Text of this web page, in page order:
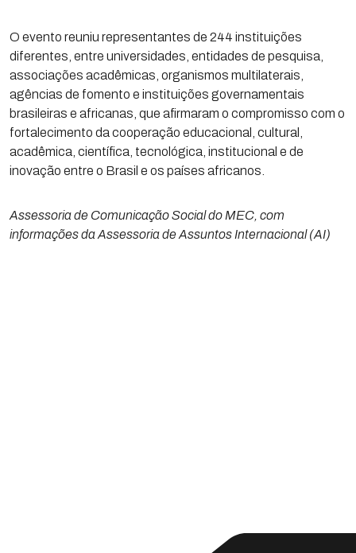
O evento reuniu representantes de 244 instituições
diferentes, entre universidades, entidades de pesquisa,
associações acadêmicas, organismos multilaterais,
agências de fomento e instituições governamentais
brasileiras e africanas, que afirmaram o compromisso com o
fortalecimento da cooperação educacional, cultural,
acadêmica, científica, tecnológica, institucional e de
inovação entre o Brasil e os países africanos.
Assessoria de Comunicação Social do MEC, com
informações da Assessoria de Assuntos Internacional (AI)